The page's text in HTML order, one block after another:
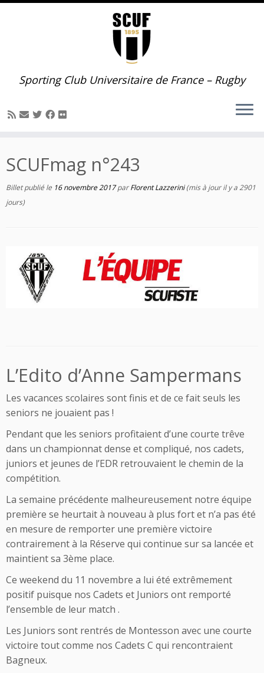
Passer
Sporting Club Universitaire de France – Rugby
SCUFmag n°243
Billet publié le 16 novembre 2017 parFlorent Lazzerini(mis à jour il y a 2901
jours)
L’Edito d’Anne Sampermans
Les vacances scolaires sont finis et de ce fait seuls les
seniors ne jouaient pas !
Pendant que les seniors profitaient d’une courte trêve
dans un championnat dense et compliqué, nos cadets,
juniors et jeunes de l’EDR retrouvaient le chemin de la
compétition.
La semaine précédente malheureusement notre équipe
première se heurtait à nouveau à plus fort et n’a pas été
en mesure de remporter une première victoire
contrairement à la Réserve qui continue sur sa lancée et
maintient sa 3ème place.
Ce weekend du 11 novembre a lui été extrêmement
positif puisque nos Cadets et Juniors ont remporté
l’ensemble de leur match .
Les Juniors sont rentrés de Montesson avec une courte
victoire tout comme nos Cadets C qui rencontraient
Bagneux.